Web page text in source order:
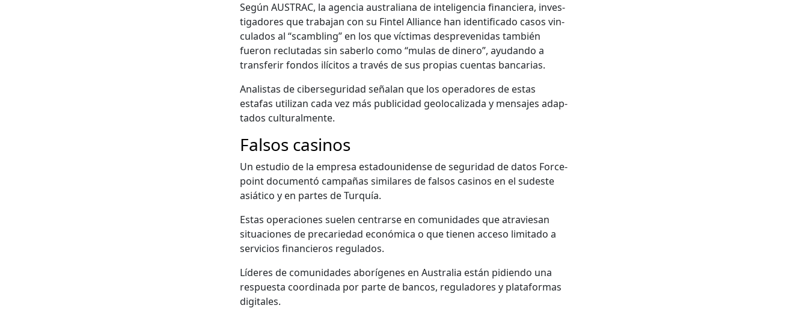
Según AUSTRAC, la agen­cia aus­traliana de inteligen­cia financiera, inves­
ti­gadores que tra­ba­jan con su Fin­tel Alliance han iden­ti­fi­ca­do casos vin­
cu­la­dos al “scam­bling” en los que víc­ti­mas despre­venidas tam­bién
fueron reclu­tadas sin saber­lo como “mulas de dinero”, ayu­dan­do a
trans­ferir fon­dos ilíc­i­tos a través de sus propias cuen­tas ban­car­ias.
Anal­is­tas de ciberse­guri­dad señalan que los oper­adores de estas
estafas uti­lizan cada vez más pub­li­ci­dad geolo­cal­iza­da y men­sajes adap­
ta­dos cul­tural­mente.
Falsos casinos
Un estu­dio de la empre­sa esta­dounidense de seguri­dad de datos For­ce­
point doc­u­men­tó cam­pañas sim­i­lares de fal­sos casi­nos en el sud­este
asiáti­co y en partes de Turquía.
Estas opera­ciones sue­len cen­trarse en comu­nidades que atraviesan
situa­ciones de pre­cariedad económi­ca o que tienen acce­so lim­i­ta­do a
ser­vi­cios financieros reg­u­la­dos.
Líderes de comu­nidades aborí­genes en Aus­tralia están pidi­en­do una
respues­ta coor­di­na­da por parte de ban­cos, reg­u­ladores y platafor­mas
dig­i­tales.